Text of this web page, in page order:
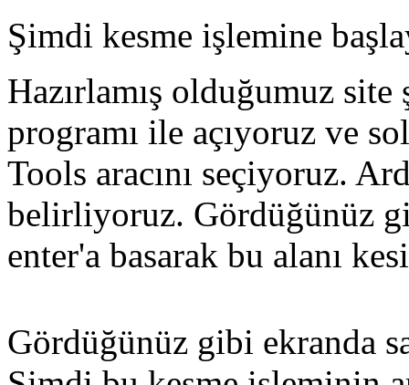
Şimdi kesme işlemine
Hazırlamış olduğumuz
programı ile açıyoruz ve
Tools aracını seçiyoruz.
belirliyoruz. Gördüğünüz
enter'a basarak bu alanı
Gördüğünüz gibi ekranda